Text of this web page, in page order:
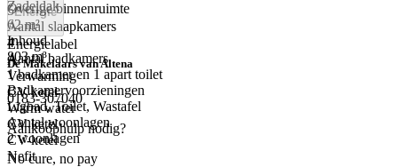
Zadeldak
Overige binnenruimte
62 m²
Inhoud
803 m³
5
Aantal slaapkamers
4
Aantal badkamers
1 badkamer en 1 apart toilet
Badkamervoorzieningen
Ligbad, Toilet, Wastafel
Aantal woonlagen
2 woonlagen
Energie
Energielabel
A
Verwarming
CV ketel
Warm water
CV ketel
CV-ketel
Nefit
De Makelaars van Altena
0183-307040
Aankoophulp nodig?
No cure, no pay